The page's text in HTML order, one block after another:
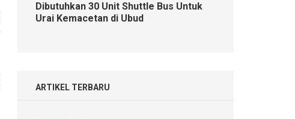
Dibutuhkan 30 Unit Shuttle Bus Untuk
Urai Kemacetan di Ubud
ARTIKEL TERBARU